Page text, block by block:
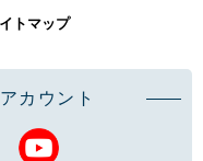
トマップ
カウント